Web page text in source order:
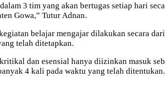
3 tim yang akan bertugas setiap hari
Gowa,” Tutur Adnan.
belajar mengajar dilakukan secara
telah ditetapkan.
dan esensial hanya diizinkan masuk
4 kali pada waktu yang telah ditentukan.